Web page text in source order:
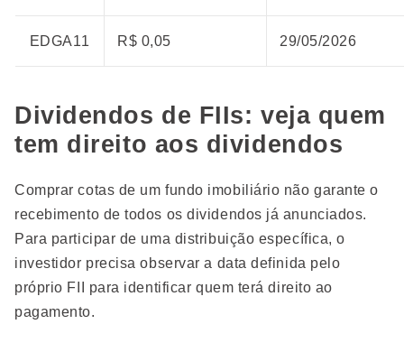
EDGA11 R$ 0,05 29/05/2026
Dividendos de FIIs: veja quem
tem direito aos dividendos
Comprar cotas de um fundo imobiliário não garante o
recebimento de todos os dividendos já anunciados.
Para participar de uma distribuição específica, o
investidor precisa observar a data definida pelo
próprio FII para identificar quem terá direito ao
pagamento.